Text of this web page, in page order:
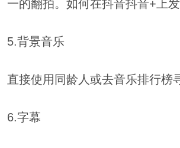
一的翻拍。如何在抖音抖音+上
5.背景音乐
直接使用同龄人或去音乐排行榜
6.字幕